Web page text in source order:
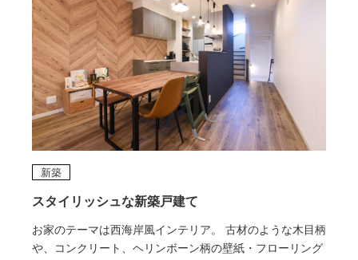
スタイリッシュな新築戸建て
お家のテーマは西海岸風インテリア。 古材のような木目柄
や、コンクリート、ヘリンボーン柄の壁紙・フローリング
新築